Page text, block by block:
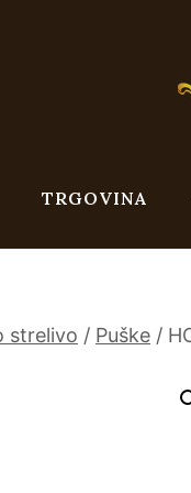
TRGOVINA
strelivo / Puške /